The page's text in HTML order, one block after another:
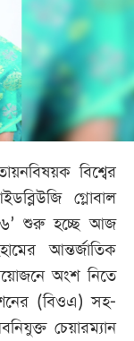
বিশ্বের
গ্লোবাল
শুরু হচ্ছে আজ
আন্তর্জাতিক
অংশ নিতে
(বিওএ) সহ-
চেয়ারম্যান